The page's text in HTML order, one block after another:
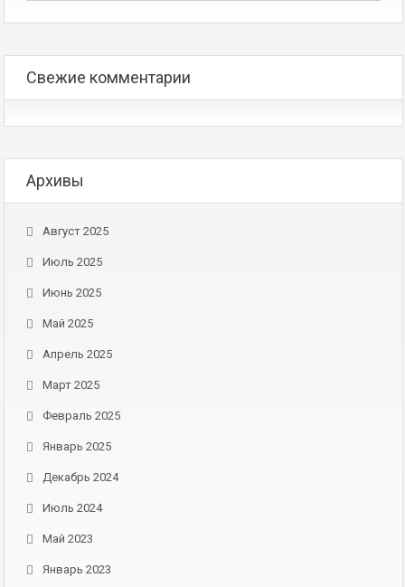
Свежие комментарии
Архивы
Август 2025
Июль 2025
Июнь 2025
Май 2025
Апрель 2025
Март 2025
Февраль 2025
Январь 2025
Декабрь 2024
Июль 2024
Май 2023
Январь 2023